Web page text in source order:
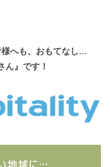
へも、おもてなし…
ん』です！
地域に…